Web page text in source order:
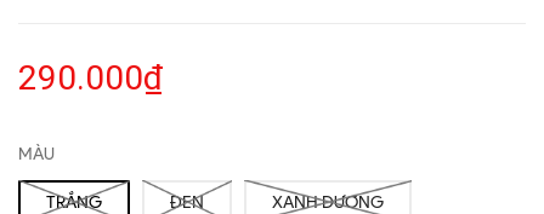
290.000₫
MÀU
TRẮNG ĐEN XANH DƯƠNG